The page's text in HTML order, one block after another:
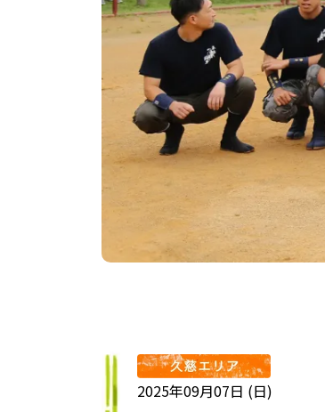
2025年09月07日 (日)